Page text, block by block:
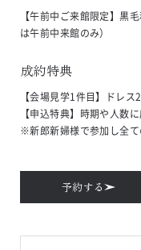
【午前中ご来館限定】黒
は午前中来館のみ）
成約特典
【会場見学1件目】ドレス
【申込特典】時期や人数
※新郎新婦様で参加し全
予約する